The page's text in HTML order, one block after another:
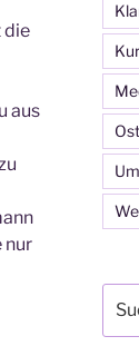
die
aus
nur